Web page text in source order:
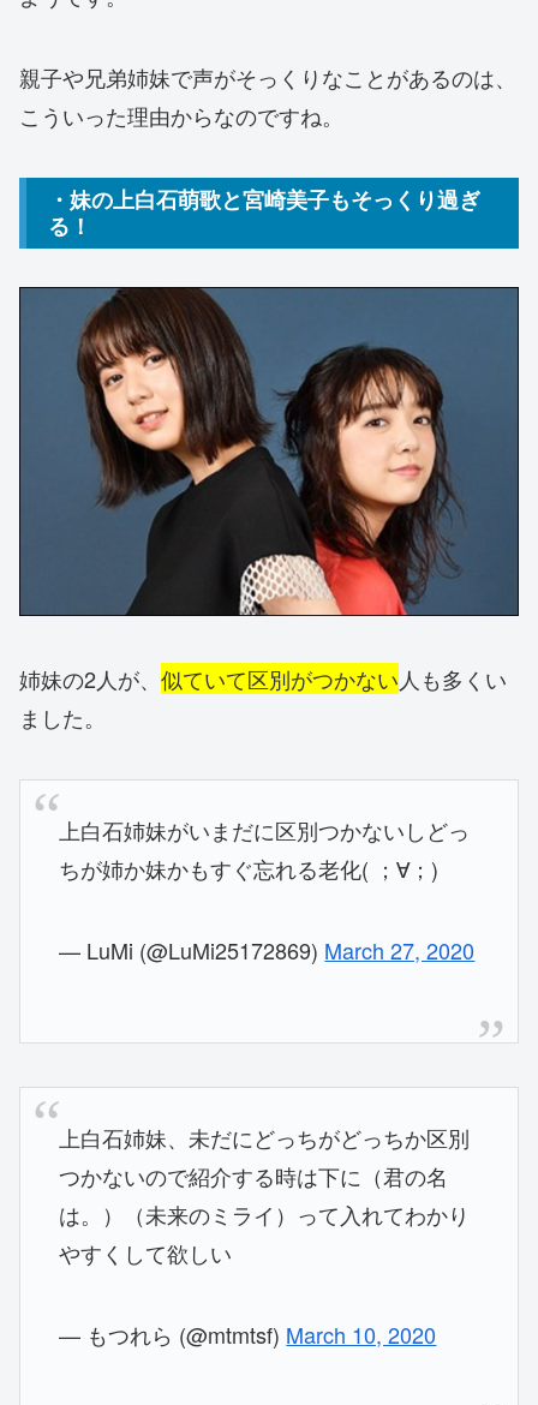
親子や兄弟姉妹で声がそっくりなことがあるのは、
こういった理由からなのですね。
・妹の上白石萌歌と宮崎美子もそっくり過ぎ
る！
姉妹の2人が、 似ていて区別がつかない人も多くい
ました。
上白石姉妹がいまだに区別つかないしどっ
ちが姉か妹かもすぐ忘れる老化( ；∀；)
— LuMi (@LuMi25172869) March 27, 2020
上白石姉妹、未だにどっちがどっちか区別
つかないので紹介する時は下に（君の名
は。）（未来のミライ）って入れてわかり
やすくして欲しい
— もつれら (@mtmtsf) March 10, 2020